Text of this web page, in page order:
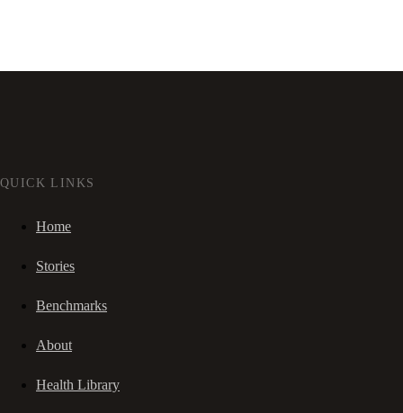
QUICK LINKS
Home
Stories
Benchmarks
About
Health Library